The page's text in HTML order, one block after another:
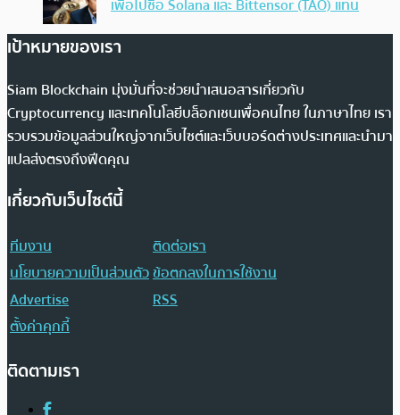
เพื่อไปซื้อ Solana และ Bittensor (TAO) แทน
เป้าหมายของเรา
Siam Blockchain มุ่งมั่นที่จะช่วยนำเสนอสารเกี่ยวกับ
Cryptocurrency และเทคโนโลยีบล็อกเชนเพื่อคนไทย ในภาษาไทย เรา
รวบรวมข้อมูลส่วนใหญ่จากเว็บไซต์และเว็บบอร์ดต่างประเทศและนำมา
แปลส่งตรงถึงฟีดคุณ
เกี่ยวกับเว็บไซต์นี้
ทีมงาน
ติดต่อเรา
นโยบายความเป็นส่วนตัวข้อตกลงในการใช้งาน
Advertise
RSS
ตั้งค่าคุกกี้
ติดตามเรา